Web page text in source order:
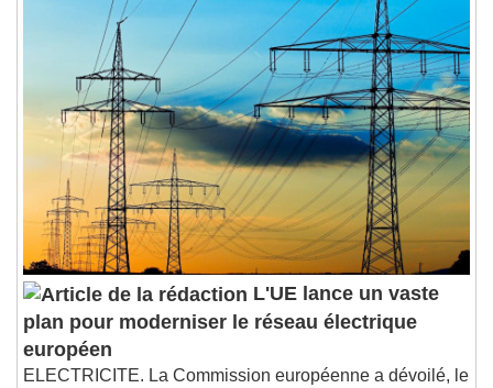
L'UE lance un vaste
plan pour moderniser le réseau électrique
européen
ELECTRICITE. La Commission européenne a dévoilé, le